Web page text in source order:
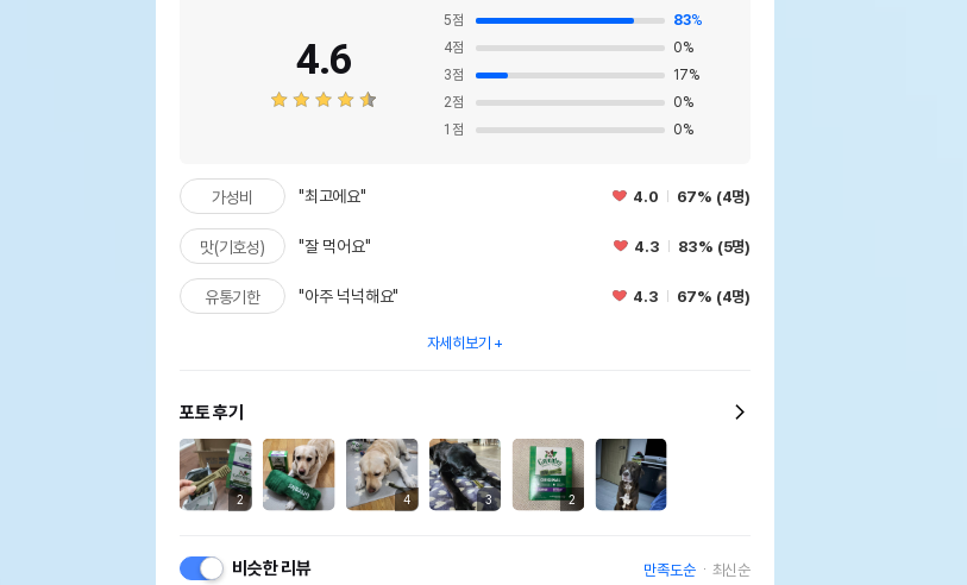
4.6
5점 83%
4점 0%
3점 17%
2점 0%
1 점 0%
가성비 "최고에요" 4.0 67% (4명)
맛(기호성) "잘 먹어요" 4.3 83% (5명)
유통기한 "아주 넉넉해요" 4.3 67% (4명)
자세히보기
포토 후기
2 4 3 2
비슷한 리뷰 만족도순 최신순